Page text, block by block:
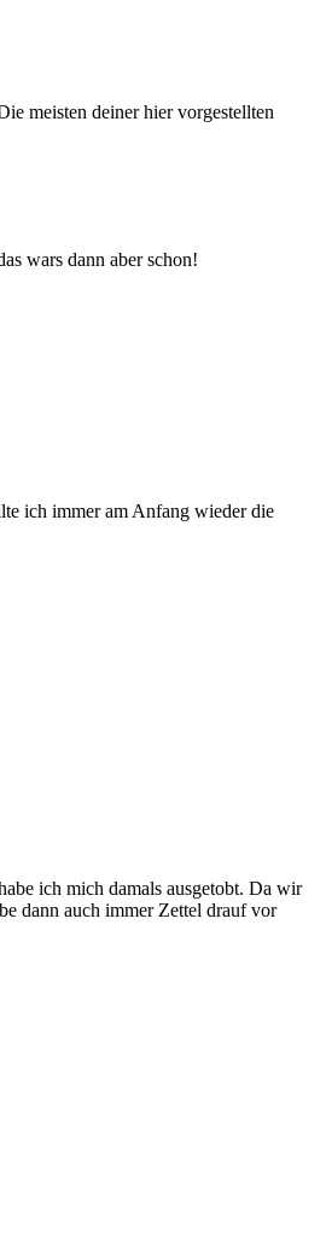
meisten deiner hier vorgestellten
wars dann aber schon!
ich immer am Anfang wieder die
ich mich damals ausgetobt. Da wir
dann auch immer Zettel drauf vor